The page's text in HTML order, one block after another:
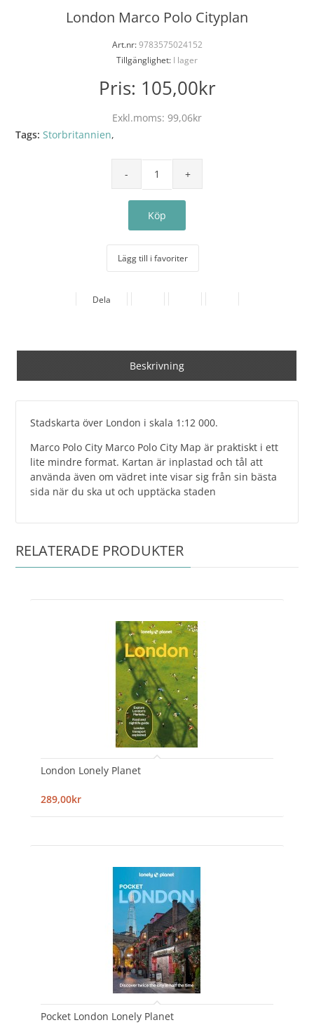
London Marco Polo Cityplan
Art.nr:9783575024152
Tillgänglighet: I lager
Pris: 105,00kr
Exkl.moms: 99,06kr
Tags: Storbritannien,
Lägg till i favoriter
Dela
Beskrivning
Stadskarta över London i skala 1:12 000.
Marco Polo City Marco Polo City Map är praktiskt i ett
lite mindre format. Kartan är inplastad och tål att
använda även om vädret inte visar sig från sin bästa
sida när du ska ut och upptäcka staden
RELATERADE PRODUKTER
London Lonely Planet
289,00kr
Pocket London Lonely Planet